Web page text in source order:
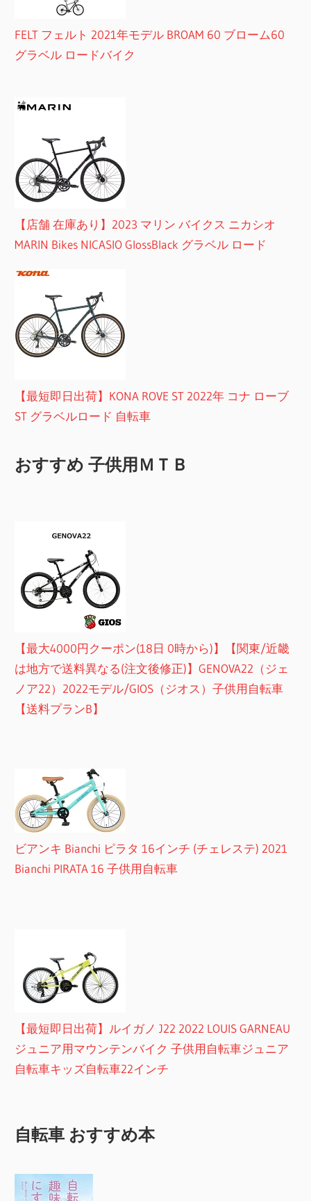
FELT フェルト 2021年モデル BROAM 60 ブローム60
グラベル ロードバイク
【店舗 在庫あり】2023 マリン バイクス ニカシオ
MARIN Bikes NICASIO GlossBlack グラベル ロード
【最短即日出荷】KONA ROVE ST 2022年 コナ ローブ
ST グラベルロード 自転車
おすすめ 子供用ＭＴＢ
【最大4000円クーポン(18日 0時から)】【関東/近畿
は地方で送料異なる(注文後修正)】GENOVA22（ジェ
ノア22）2022モデル/GIOS（ジオス）子供用自転車
【送料プランB】
ビアンキ Bianchi ピラタ 16インチ (チェレステ) 2021
Bianchi PIRATA 16 子供用自転車
【最短即日出荷】ルイガノ J22 2022 LOUIS GARNEAU
ジュニア用マウンテンバイク 子供用自転車ジュニア
自転車キッズ自転車22インチ
自転車 おすすめ本